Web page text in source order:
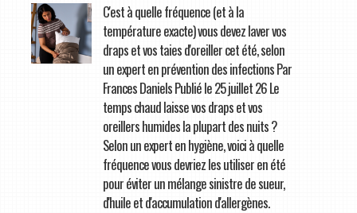
C'est à quelle fréquence (et à la
température exacte) vous devez laver vos
draps et vos taies d'oreiller cet été, selon
un expert en prévention des infections Par
Frances Daniels Publié le 25 juillet 26 Le
temps chaud laisse vos draps et vos
oreillers humides la plupart des nuits ?
Selon un expert en hygiène, voici à quelle
fréquence vous devriez les utiliser en été
pour éviter un mélange sinistre de sueur,
d'huile et d'accumulation d'allergènes.